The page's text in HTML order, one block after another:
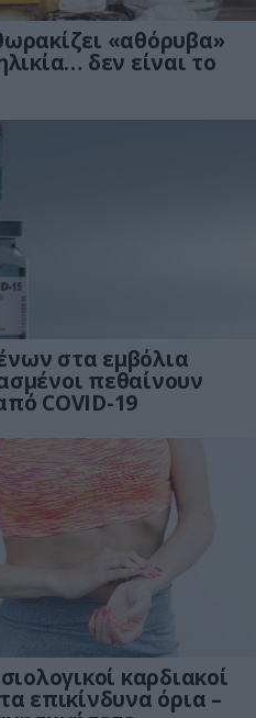
«αθόρυβα»
δεν είναι το
στα εμβόλια
πεθαίνουν
COVID-19
καρδιακοί
επικίνδυνα όρια –